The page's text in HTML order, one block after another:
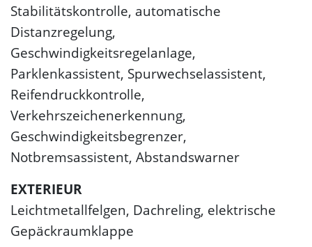
Stabilitätskontrolle, automatische
Distanzregelung,
Geschwindigkeitsregelanlage,
Parklenkassistent, Spurwechselassistent,
Reifendruckkontrolle,
Verkehrszeichenerkennung,
Geschwindigkeitsbegrenzer,
Notbremsassistent, Abstandswarner
EXTERIEUR
Leichtmetallfelgen, Dachreling, elektrische
Gepäckraumklappe